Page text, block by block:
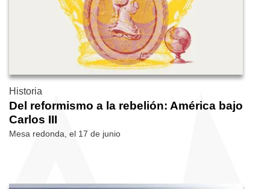
Historia
Del reformismo a la rebelión: América bajo
Carlos III
Mesa redonda, el 17 de junio